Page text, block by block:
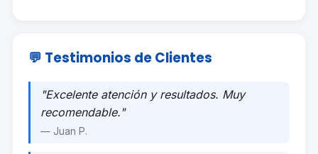
💬 Testimonios de Clientes
"Excelente atención y resultados. Muy
recomendable."
— Juan P.